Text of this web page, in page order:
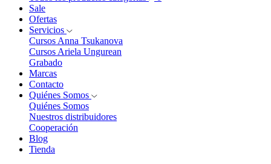
Sale
Ofertas
Servicios
Cursos Anna Tsukanova
Cursos Ariela Ungurean
Grabado
Marcas
Contacto
Quiénes Somos
Quiénes Somos
Nuestros distribuidores
Cooperación
Blog
Tienda